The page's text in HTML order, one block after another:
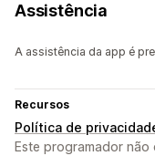
Assistência
A assistência da app é
Recursos
Política de
Este programador